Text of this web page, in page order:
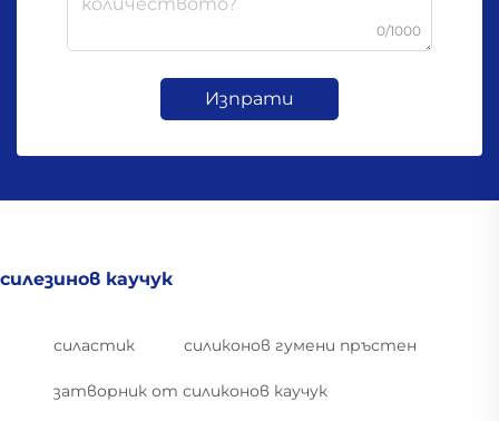
0/1000
Изпрати
силезинов каучук
силастик силиконов гумени пръстен
затворник от силиконов каучук